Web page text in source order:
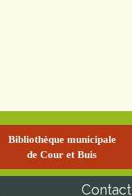
Bibliothèque municipale
de Cour et Buis
Contact